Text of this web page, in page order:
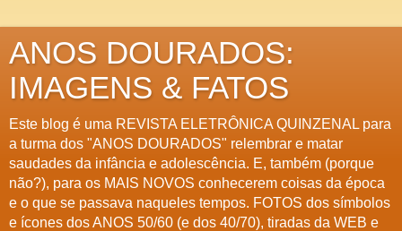
ANOS DOURADOS:
IMAGENS & FATOS
Este blog é uma REVISTA ELETRÔNICA QUINZENAL para
a turma dos "ANOS DOURADOS" relembrar e matar
saudades da infância e adolescência. E, também (porque
não?), para os MAIS NOVOS conhecerem coisas da época
e o que se passava naqueles tempos. FOTOS dos símbolos
e ícones dos ANOS 50/60 (e dos 40/70), tiradas da WEB e